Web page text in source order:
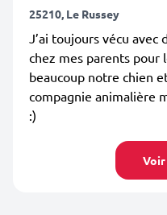
25210, Le Russey
J’ai toujours vécu avec
chez mes parents pour
beaucoup notre chien
compagnie animalière
:)